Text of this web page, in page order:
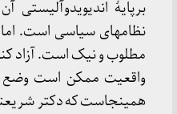
برپایۀ
نظامهای سیاسی است. اما
مطلوب و نیک است. آزاد
واقعیت ممکن است وضع
همینجاست که دکتر